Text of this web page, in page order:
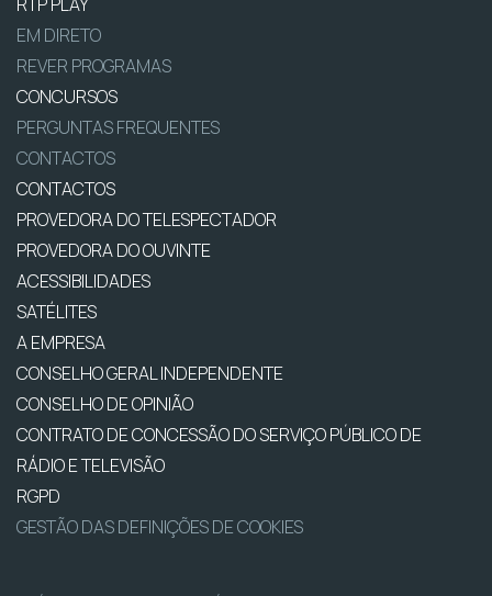
EM DIRETO
REVER PROGRAMAS
CONCURSOS
PERGUNTAS FREQUENTES
CONTACTOS
CONTACTOS
PROVEDORA DO TELESPECTADOR
PROVEDORA DO OUVINTE
ACESSIBILIDADES
SATÉLITES
A EMPRESA
CONSELHO GERAL INDEPENDENTE
CONSELHO DE OPINIÃO
CONTRATO DE CONCESSÃO DO SERVIÇO PÚBLICO DE
RÁDIO E TELEVISÃO
RGPD
GESTÃO DAS DEFINIÇÕES DE COOKIES